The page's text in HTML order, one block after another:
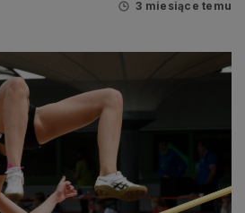
3 miesiące temu